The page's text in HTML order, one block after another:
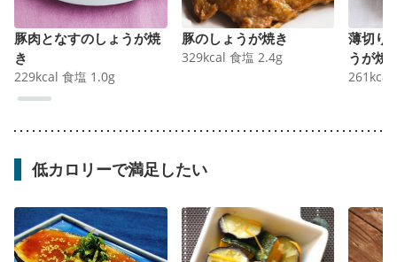
豚肉となすのしょうが焼
き
229kcal 食塩 1.0g
豚のしょうが焼き
329kcal 食塩 2.4g
薄切り肉で
うが焼
261 kcal
低カロリーで満足したい